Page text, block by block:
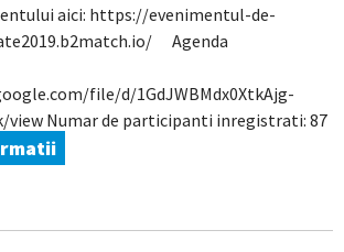
aici: https://evenimentul-de-
Agenda
file/d/1GdJWBMdx0XtkAjg-
view Numar de participanti inregistrati: 87